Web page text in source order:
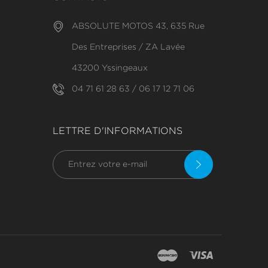
ABSOLUTE MOTOS 43, 635 Rue
Des Entreprises / ZA Lavée
43200 Yssingeaux
04 71 61 28 63 / 06 17 12 71 06
LETTRE D'INFORMATIONS